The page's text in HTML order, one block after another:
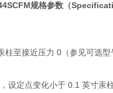
规格参数（
柱至接近压力 0（参见可选型
设定点变化小于 0.1 英寸汞